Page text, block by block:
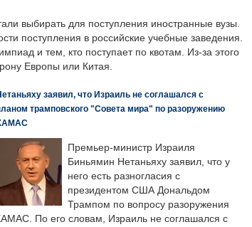
выбирать для поступления иностранные вузы.
поступления в российские учебные заведения.
и тем, кто поступает по квотам. Из-за этого
Европы или Китая.
заявил, что Израиль не соглашался с
трамповского "Совета мира" по разоружению
Премьер-министр Израиля
Биньямин Нетаньяху заявил, что у
него есть разногласия с
президентом США Дональдом
Трампом по вопросу разоружения
По его словам, Израиль не соглашался с